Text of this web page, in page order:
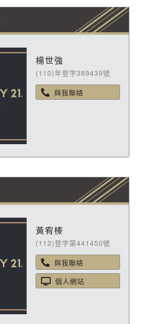
楊世強
(110)年登字389439號
與我聯絡
黃宥榛
(112)登字第441450號
與我聯絡
個人網站